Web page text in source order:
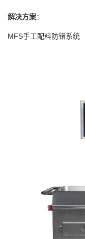
解决方案：
MFS手工配料防错系统